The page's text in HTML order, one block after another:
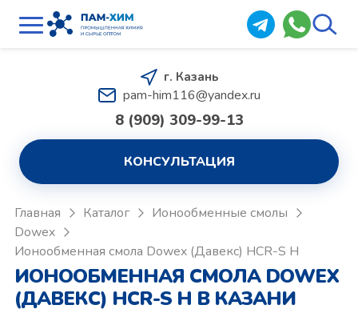
г. Казань
pam-him116@yandex.ru
8 (909) 309-99-13
КОНСУЛЬТАЦИЯ
Главная Каталог
Ионообменные смолы
Dowex
Ионообменная смола Dowex (Давекс) HCR-S H
ИОНООБМЕННАЯ СМОЛА DOWEX
(ДАВЕКС) HCR-S H В КАЗАНИ